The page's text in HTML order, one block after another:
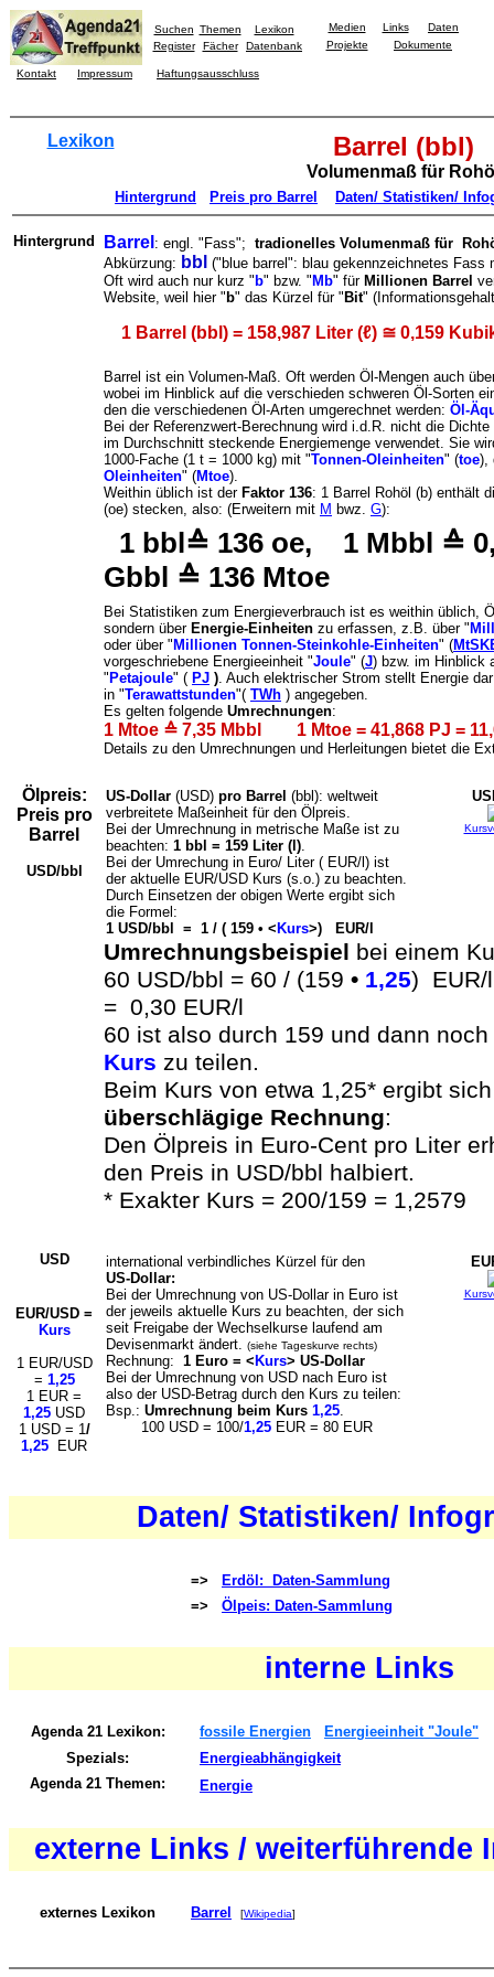
Suchen Themen
Lexikon
Register
Fächer Datenbank
Medien Links
Daten
Projekte
Dokumente
Kontakt Impressum Haftungsausschluss
Lexikon Barrel (bbl)
Volumenmaß für
Hintergrund Preis pro Barrel Daten/ Statistiken/
Hintergrund Barrel : engl. "Fass"; tradionelles Volumenmaß für
Abkürzung: bbl ("blue barrel": blau gekennzeichnetes Fass
Oft wird auch nur kurz " b" bzw. " Mb" für Millionen Barrel
Website, weil hier " b" das Kürzel für " Bit"
1 Barrel (bbl) = 158,987 Liter (ℓ) ≅ 0,159
Barrel ist ein Volumen-Maß. Oft werden Öl-Mengen auch
wobei im Hinblick auf die verschieden schweren Öl-Sorten
den die verschiedenen Öl-Arten umgerechnet werden: Öl-
Bei der Referenzwert-Berechnung wird i.d.R. nicht die
im Durchschnitt steckende Energiemenge verwendet. Sie
1000-Fache (1 t = 1000 kg) mit "Tonnen-Oleinheiten" (toe),
Oleinheiten" (Mtoe).
Weithin üblich ist der Faktor 136: 1 Barrel Rohöl (b) enthält
(oe) stecken, also: (Erweitern mit M bwz. G):
1 bbl≙ 136 oe, 1 Mbbl ≙
Gbbl ≙ 136 Mtoe
Bei Statistiken zum Energieverbrauch ist es weithin üblich,
sondern über Energie-Einheiten zu erfassen, z.B. über "
oder über " Millionen Tonnen-Steinkohle-Einheiten" (
vorgeschriebene Energieeinheit "Joule" (J) bzw. im Hinblick
" Petajoule" ( PJ ). Auch elektrischer Strom stellt Energie
in "Terawattstunden"( TWh ) angegeben.
Es gelten folgende Umrechnungen:
1 Mtoe ≙ 7,35 Mbbl 1 Mtoe = 41,868 PJ =
Details zu den Umrechnungen und Herleitungen bietet die
Ölpreis:
Preis pro
Barrel
USD/bbl
US-Dollar (USD) pro Barrel (bbl): weltweit
verbreitete Maßeinheit für den Ölpreis.
Bei der Umrechnung in metrische Maße ist zu
beachten: 1 bbl = 159 Liter (l).
Bei der Umrechung in Euro/ Liter ( EUR/l) ist
der aktuelle EUR/USD Kurs (s.o.) zu beachten.
Durch Einsetzen der obigen Werte ergibt sich
die Formel:
1 USD/bbl = 1 / ( 159 • < Kurs>) EUR/l
Umrechnungsbeispiel bei einem
60 USD/bbl = 60 / (159 • 1,25) EUR/
= 0,30 EUR/l
60 ist also durch 159 und dann
Kurs zu teilen.
Beim Kurs von etwa 1,25* ergibt
überschlägige Rechnung:
Den Ölpreis in Euro-Cent pro Liter
den Preis in USD/bbl halbiert.
* Exakter Kurs = 200/159 = 1,2579
USD
EUR/USD =
Kurs
1 EUR/USD
= 1,25
1 EUR =
1,25 USD
1 USD = 1/
1,25
EUR
international verbindliches Kürzel für den
US-Dollar:
Bei der Umrechnung von US-Dollar in Euro ist
der jeweils aktuelle Kurs zu beachten, der sich
seit Freigabe der Wechselkurse laufend am
Devisenmarkt ändert. (siehe Tageskurve rechts)
Rechnung: 1 Euro = < Kurs> US-Dollar
Bei der Umrechnung von USD nach Euro ist
also der USD-Betrag durch den Kurs zu teilen:
Bsp.: Umrechnung beim Kurs 1,25.
100 USD = 100/1,25 EUR = 80 EUR
Daten/ Statistiken/
=>
Erdöl: Daten-Sammlung
=> Ölpeis: Daten-Sammlung
interne Links
Agenda 21 Lexikon: fossile Energien
Energieeinheit "Joule"
Spezials:
Energieabhängigkeit
Agenda 21 Themen:
Energie
externe Links / weiterführende
externes Lexikon Barrel [Wikipedia]